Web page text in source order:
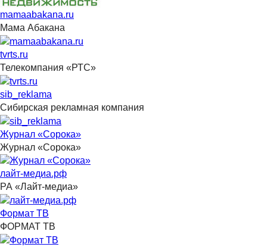
mamaabakana.ru
Мама Абакана
tvrts.ru
Телекомпания «РТС»
sib_reklama
Сибирская рекламная компания
Журнал «Сорока»
Журнал «Сорока»
лайт-медиа.рф
РА «Лайт-медиа»
Формат ТВ
ФОРМАТ ТВ